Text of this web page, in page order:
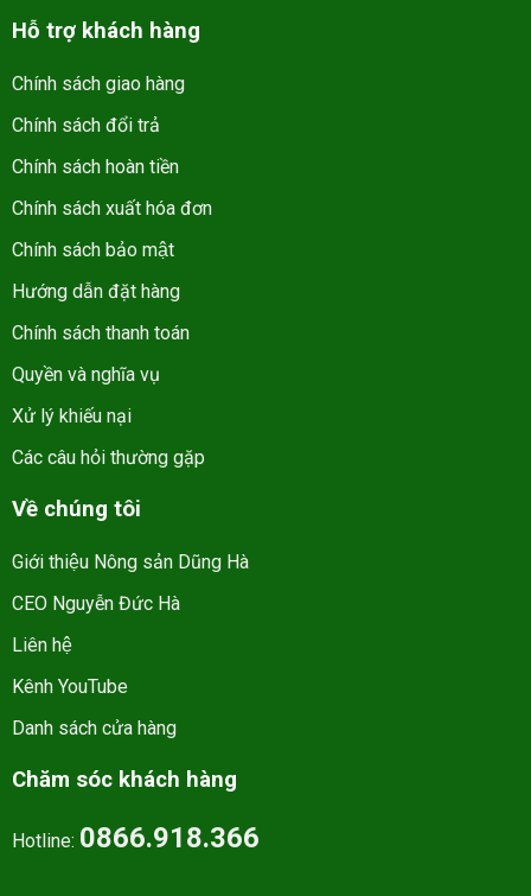
Hỗ trợ khách hàng
Chính sách giao hàng
Chính sách đổi trả
Chính sách hoàn tiền
Chính sách xuất hóa đơn
Chính sách bảo mật
Hướng dẫn đặt hàng
Chính sách thanh toán
Quyền và nghĩa vụ
Xử lý khiếu nại
Các câu hỏi thường gặp
Về chúng tôi
Giới thiệu Nông sản Dũng Hà
CEO Nguyễn Đức Hà
Liên hệ
Kênh YouTube
Danh sách cửa hàng
Chăm sóc khách hàng
Hotline: 0866.918.366